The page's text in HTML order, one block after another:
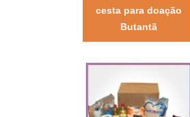
cesta para doação
Butantã